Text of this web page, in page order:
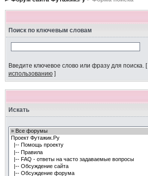
Поиск по ключевым словам
Введите ключевое слово или фразу для поиска.[
использованию]
Искать